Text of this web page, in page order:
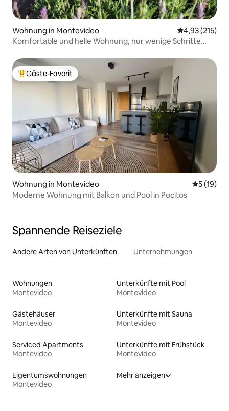
Wohnung in Montevideo
4,93 (215)
Komfortable und helle Wohnung, nur wenige Schritte
Beliebter Gäste-Favorit.
Gäste-Favorit
Wohnung in Montevideo
5 (19)
Moderne Wohnung mit Balkon und Pool in Pocitos
Spannende Reiseziele
Andere Arten von Unterkünften Unternehmungen
Wohnungen
Montevideo
Unterkünfte mit Pool
Montevideo
Gästehäuser
Montevideo
Unterkünfte mit Sauna
Montevideo
Serviced Apartments
Montevideo
Unterkünfte mit Frühstück
Montevideo
Eigentumswohnungen
Montevideo
Mehr anzeigen